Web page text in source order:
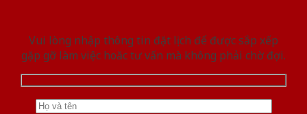
Vui lòng nhập thông tin đặt lịch để được sắp xếp
gặp gỡ làm việc hoăc tư vấn mà không phải chờ đợi.